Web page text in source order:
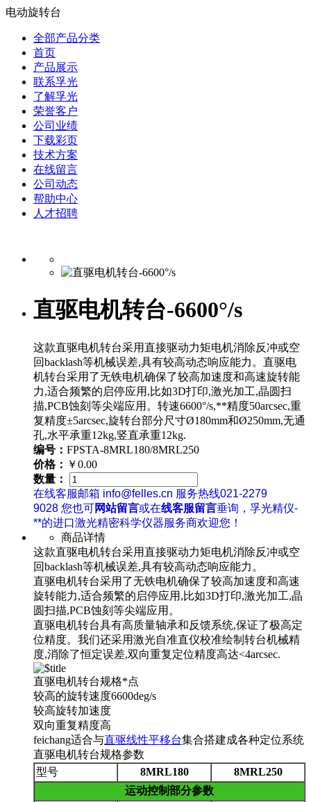
电动旋转台
全部产品分类
首页
产品展示
联系孚光
了解孚光
荣誉客户
公司业绩
下载彩页
技术方案
在线留言
公司动态
帮助中心
人才招聘
直驱电机转台-6600°/s
这款直驱电机转台采用直接驱动力矩电机消除反冲或空
回backlash等机械误差,具有较高动态响应能力。直驱电
机转台采用了无铁电机确保了较高加速度和高速旋转能
力,适合频繁的启停应用,比如3D打印,激光加工,晶圆扫
描,PCB蚀刻等尖端应用。转速6600°/s,**精度50arcsec,重
复精度±5arcsec,旋转台部分尺寸Ø180mm和Ø250mm,无通
孔,水平承重12kg,竖直承重12kg.
编号： FPSTA-8MRL180/8MRL250
价格： ￥0.00
数量：
在线客服邮箱 info@felles.cn 服务热线021-2279
9028 您也可网站留言或在线客服留言垂询，孚光精仪-
**的进口激光精密科学仪器服务商欢迎您！
商品详情
这款直驱电机转台采用直接驱动力矩电机消除反冲或空
回backlash等机械误差,具有较高动态响应能力。
直驱电机转台采用了无铁电机确保了较高加速度和高速
旋转能力,适合频繁的启停应用,比如3D打印,激光加工,晶
圆扫描,PCB蚀刻等尖端应用。
直驱电机转台具有高质量轴承和反馈系统,保证了极高定
位精度。我们还采用激光自准直仪校准绘制转台机械精
度,消除了恒定误差,双向重复定位精度高达<4arcsec.
直驱电机转台规格*点
较高的旋转速度6600deg/s
较高旋转加速度
双向重复精度高
feichang适合与直驱线性平移台集合搭建成各种定位系统
直驱电机转台规格参数
型号
8MRL180
8MRL250
运动控制部分参数